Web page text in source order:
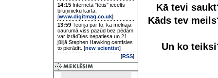
14:15 Interneta "tētis" iecelts
bruņinieku kārtā.
[www.digitmag.co.uk]
13:59 Teorija par to, ka melnajā
caurumā viss pazūd bez pēdām
var izrādīties nepatiesa un 21.
jūlijā Stephen Hawking centīsies
to pierādīt. [new scientist]
[RSS]
Kā tevi
Kāds tev
Un ko